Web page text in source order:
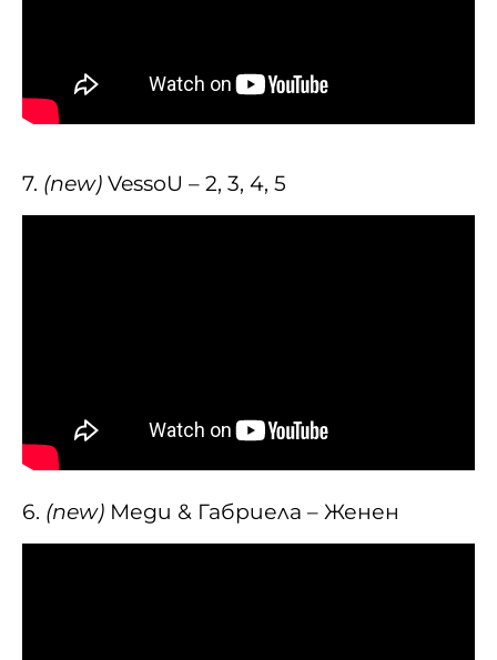
7. (new) VessoU – 2, 3, 4, 5
6. (new) Меди & Габриела – Женен